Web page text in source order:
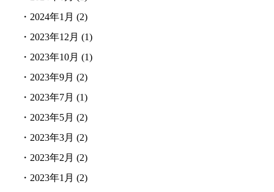
・ 2024年1月 (2)
・ 2023年12月 (1)
・ 2023年10月 (1)
・ 2023年9月 (2)
・ 2023年7月 (1)
・ 2023年5月 (2)
・ 2023年3月 (2)
・ 2023年2月 (2)
・ 2023年1月 (2)